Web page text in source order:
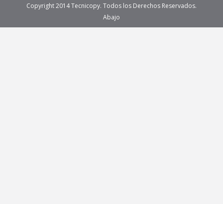
Copyright 2014 Tecnicopy. Todos los Derechos Reservados.
Abajo